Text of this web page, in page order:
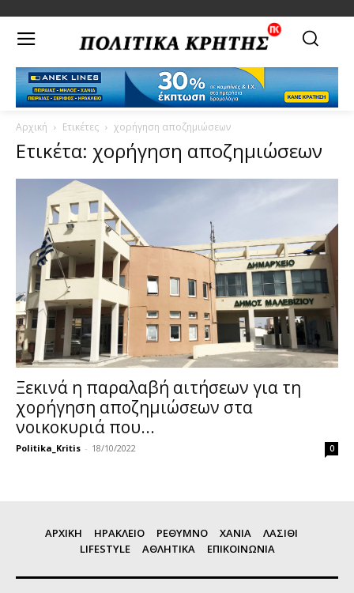
Αρχική Ετικέτες χορήγηση αποζημιώσεων
Ετικέτα: χορήγηση αποζημιώσεων
Ξεκινά η παραλαβή αιτήσεων για τη
χορήγηση αποζημιώσεων στα
νοικοκυριά που...
Politika_Kritis - 18/10/2022 0
ΑΡΧΙΚΗ ΗΡΑΚΛΕΙΟ ΡΕΘΥΜΝΟ ΧΑΝΙΑ
ΛΑΣΙΘΙ
LIFESTYLE
ΑΘΛΗΤΙΚΑ ΕΠΙΚΟΙΝΩΝΙΑ